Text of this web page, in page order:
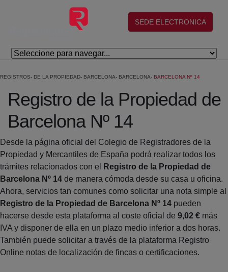
Salta al contingut principal
(abre en nueva ventana)
SEDE ELECTRONICA
REGISTROS DE LA PROPIEDAD BARCELONA BARCELONA BARCELONA Nº 14
Registro de la Propiedad de
Barcelona Nº 14
Desde la página oficial del Colegio de Registradores de la
Propiedad y Mercantiles de España podrá realizar todos los
trámites relacionados con el
Registro de la Propiedad de
Barcelona Nº 14 de manera cómoda desde su casa u oficina.
Ahora, servicios tan comunes como solicitar una nota simple al
Registro de la Propiedad de Barcelona Nº 14 pueden
hacerse desde esta plataforma al coste oficial de 9,02 € más
IVA y disponer de ella en un plazo medio inferior a dos horas.
También puede solicitar a través de la plataforma Registro
Online notas de localización de fincas o certificaciones.